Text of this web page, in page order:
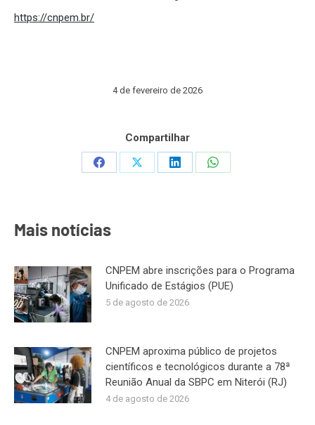
https://cnpem.br/
4 de fevereiro de 2026
Compartilhar
Share
Share
Share
Share
Mais notícias
CNPEM abre inscrições para o Programa
Unificado de Estágios (PUE)
5 de agosto de 2026
CNPEM aproxima público de projetos
científicos e tecnológicos durante a 78ª
Reunião Anual da SBPC em Niterói (RJ)
4 de agosto de 2026